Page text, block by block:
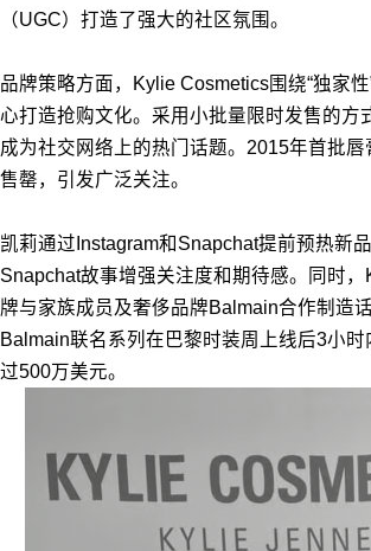
（UGC）打造了强大的社区氛围。
品牌策略方面，Kylie Cosmetics围绕“独家性
心打造抢购文化。采用小批量限时发售的方
成为社交网络上的热门话题。2015年首批
售罄，引发广泛关注。
凯莉通过Instagram和Snapchat提前预热新
Snapchat故事增强关注度和期待感。同时
牌与家族成员及奢侈品牌Balmain合作制造
Balmain联名系列在巴黎时装周上线后3小
过500万美元。